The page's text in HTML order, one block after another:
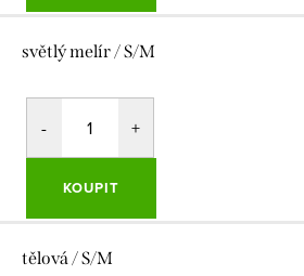
světlý melír / S/M
KOUPIT
tělová / S/M